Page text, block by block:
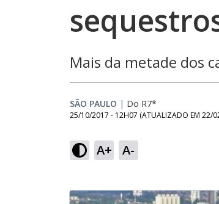
Mais da metade dos
SÃO PAULO | Do R7*
25/10/2017 - 12H07 (ATUALIZADO EM 22/
A+ A-